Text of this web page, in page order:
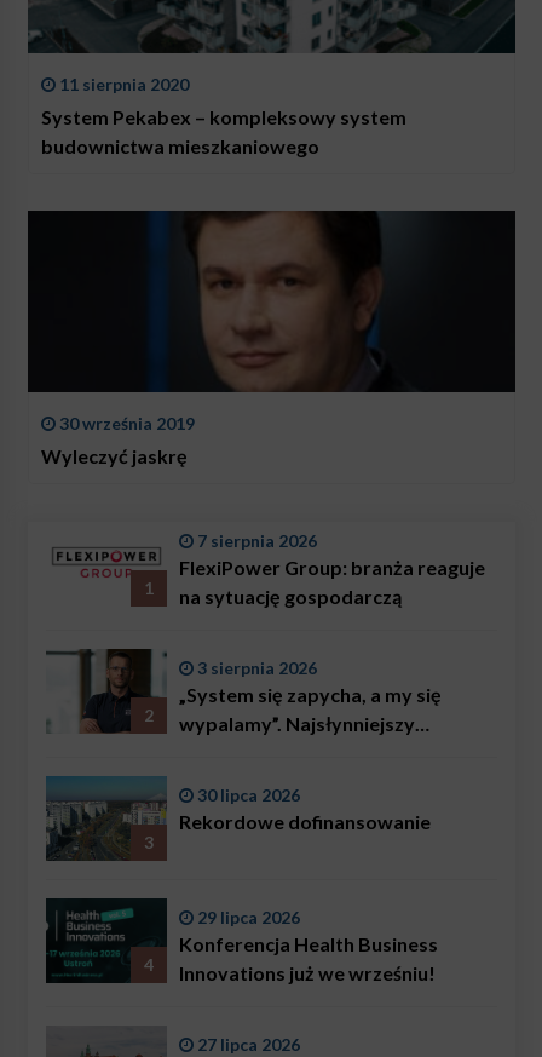
11 sierpnia 2020
System Pekabex – kompleksowy system
budownictwa mieszkaniowego
30 września 2019
Wyleczyć jaskrę
1
7 sierpnia 2026
FlexiPower Group: branża reaguje
na sytuację gospodarczą
2
3 sierpnia 2026
„System się zapycha, a my się
wypalamy”. Najsłynniejszy
problemem są nie tylko choroby
3
30 lipca 2026
Rekordowe dofinansowanie
4
29 lipca 2026
Konferencja Health Business
Innovations już we wrześniu!
27 lipca 2026